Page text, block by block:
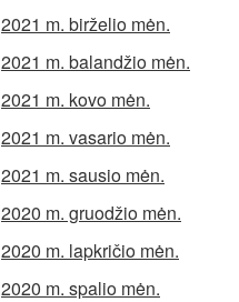
2021 m. birželio mėn.
2021 m. balandžio mėn.
2021 m. kovo mėn.
2021 m. vasario mėn.
2021 m. sausio mėn.
2020 m. gruodžio mėn.
2020 m. lapkričio mėn.
2020 m. spalio mėn.